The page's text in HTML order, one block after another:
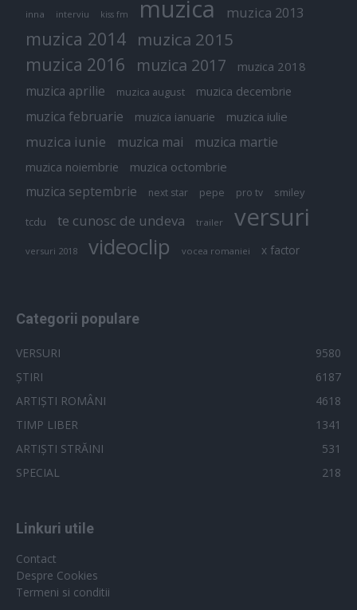
inna interviu kiss fm muzica muzica 2013
muzica 2014 muzica 2015
muzica 2016 muzica 2017 muzica 2018
muzica aprilie muzica august muzica decembrie
muzica februarie muzica ianuarie muzica iulie
muzica iunie muzica mai muzica martie
muzica noiembrie muzica octombrie
muzica septembrie next star pepe pro tv smiley
tcdu te cunosc de undeva trailer versuri
versuri 2018 videoclip vocea romaniei x factor
Categorii populare
VERSURI
9580
ȘTIRI
6187
ARTIȘTI ROMÂNI
4618
TIMP LIBER
1341
ARTIȘTI STRĂINI
531
SPECIAL
218
Linkuri utile
Contact
Despre Cookies
Termeni si conditii